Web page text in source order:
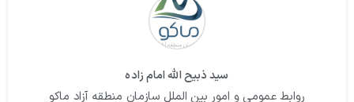
سید ذبیح الله امام زاده
روابط عمومی و امور بین الملل سازمان منطقه آزاد ماکو